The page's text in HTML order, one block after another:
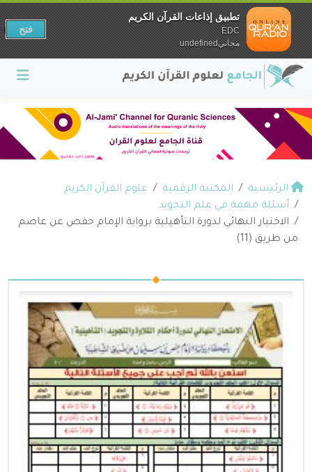
الرئيسية المكتبة الرقمية
علوم القرآن الكريم
أسئلة مهمة في علم التجويد
الاختبار النهائي لدورة التأهيلية برواية الإمام حفص عن عاصم
من طريق (11)
تطبيق إذاعات القرآن الكريم
EDC
مجانيundefined
فتح